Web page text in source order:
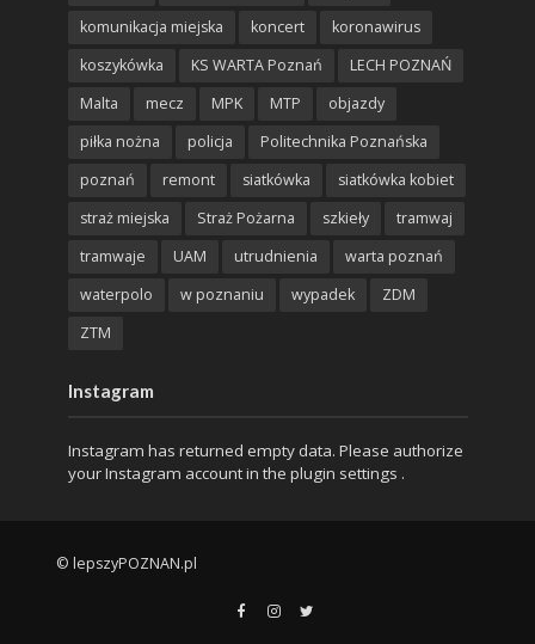
komunikacja miejska
koncert
koronawirus
koszykówka
KS WARTA Poznań
LECH POZNAŃ
Malta
mecz MPK MTP
objazdy
piłka nożna
policja
Politechnika Poznańska
poznań
remont siatkówka
siatkówka kobiet
straż miejska
Straż Pożarna szkieły
tramwaj
tramwaje
UAM utrudnienia
warta poznań
waterpolo
w poznaniu wypadek
ZDM
ZTM
Instagram
Instagram has returned empty data. Please authorize
your Instagram account in the plugin settings .
© lepszyPOZNAN.pl